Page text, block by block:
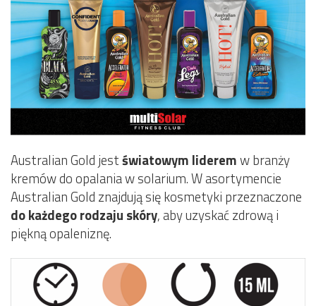
Australian Gold jestświatowym lideremw branży
kremów do opalania w solarium. W asortymencie
Australian Gold znajdują się kosmetyki przeznaczone
do każdego rodzaju skóry, aby uzyskać zdrową i
piękną opaleniznę.